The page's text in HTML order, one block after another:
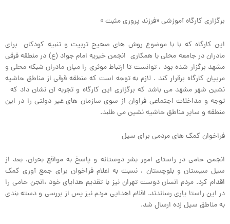
برگزاری کارگاه آموزشی «فرزند پروری مثبت »
این کارگاه که با با موضوع روش های صحیح تربیت و تنبیه کودکان برای
مادران در جامعه محلی با همکاری انجمن خیریه امام جواد (ع) در منطقه قرقی
مشهد برگزار شده بود ، توانست تا ارتباط موثری را میان مادران شبکه محلی و
مربیان کارگاه برقرار کند . لازم به توجه است که منطقه قرقی از مناطق حاشیه
نشین شهر مشهد می باشد که برگزاری این کارگاه و تجربه آن نشان داد که
توجه و مداخلات اجتماعی فراوان از سوی سازمان های غیر دولتی را در این
منطقه و سایر مناطق حاشیه نشین می طلبد.
فراخوان کمک های مردمی برای سیل
انجمن حامی در راستای امور بشر دوستانه و پاسخ به مواقع بحران، بعد از
سیل سیستان و بلوچستان ، نسبت به اعلام فراخوان برای جمع آوری کمک
اقدام کرد. مردم انسان دوست تهران نیز با تقدیم هدایای خود ،انجن حامی را
در این راستا یاری رساندند. اقلام اهدایی مردم نیز پس از بررسی و دسته بندی
به مناطق سیل زده ارسال شد.